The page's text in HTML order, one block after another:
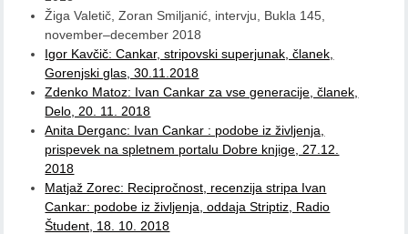
Žiga Valetič, Zoran Smiljanić, intervju, Bukla 145,
november–december 2018
Igor Kavčič: Cankar, stripovski superjunak, članek,
Gorenjski glas, 30.11.2018
Zdenko Matoz: Ivan Cankar za vse generacije, članek,
Delo, 20. 11. 2018
Anita Derganc: Ivan Cankar : podobe iz življenja,
prispevek na spletnem portalu Dobre knjige, 27.12.
2018
Matjaž Zorec: Recipročnost, recenzija stripa Ivan
Cankar: podobe iz življenja, oddaja Striptiz, Radio
Študent, 18. 10. 2018